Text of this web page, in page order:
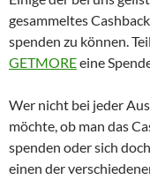
gesammeltes
spenden zu können.
GETMOREeine
Wer nicht bei jeder
möchte, ob man das
spenden oder sich
einen der